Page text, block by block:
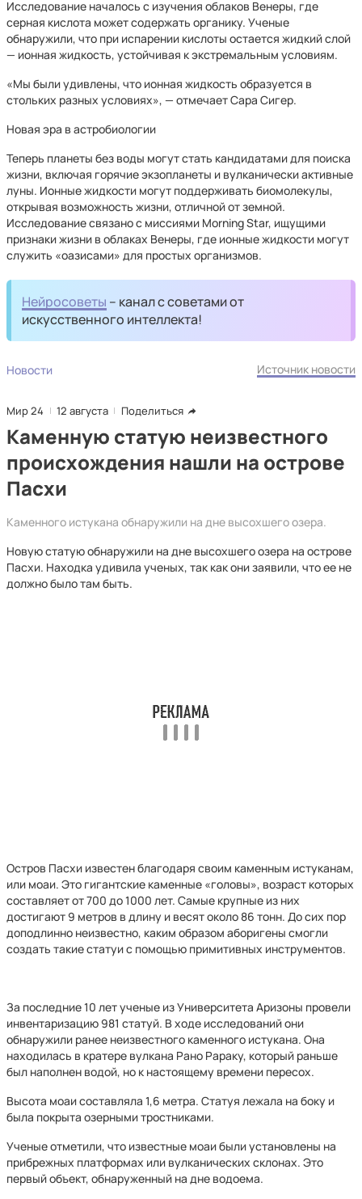
Исследование началось с изучения облаков Венеры, где
серная кислота может содержать органику. Ученые
обнаружили, что при испарении кислоты остается жидкий слой
— ионная жидкость, устойчивая к экстремальным условиям.
«Мы были удивлены, что ионная жидкость образуется в
стольких разных условиях», — отмечает Сара Сигер.
Новая эра в астробиологии
Теперь планеты без воды могут стать кандидатами для поиска
жизни, включая горячие экзопланеты и вулканически активные
луны. Ионные жидкости могут поддерживать биомолекулы,
открывая возможность жизни, отличной от земной.
Исследование связано с миссиями Morning Star, ищущими
признаки жизни в облаках Венеры, где ионные жидкости могут
служить «оазисами» для простых организмов.
Нейросоветы – канал с советами от
искусственного интеллекта!
Новости Источник новости
Мир 24 12 августа Поделиться
Каменную статую неизвестного
происхождения нашли на острове
Пасхи
Каменного истукана обнаружили на дне высохшего озера.
Новую статую обнаружили на дне высохшего озера на острове
Пасхи. Находка удивила ученых, так как они заявили, что ее не
должно было там быть.
Остров Пасхи известен благодаря своим каменным истуканам,
или моаи. Это гигантские каменные «головы», возраст которых
составляет от 700 до 1000 лет. Самые крупные из них
достигают 9 метров в длину и весят около 86 тонн. До сих пор
доподлинно неизвестно, каким образом аборигены смогли
создать такие статуи с помощью примитивных инструментов.
За последние 10 лет ученые из Университета Аризоны провели
инвентаризацию 981 статуй. В ходе исследований они
обнаружили ранее неизвестного каменного истукана. Она
находилась в кратере вулкана Рано Рараку, который раньше
был наполнен водой, но к настоящему времени пересох.
Высота моаи составляла 1,6 метра. Статуя лежала на боку и
была покрыта озерными тростниками.
Ученые отметили, что известные моаи были установлены на
прибрежных платформах или вулканических склонах. Это
первый объект, обнаруженный на дне водоема.